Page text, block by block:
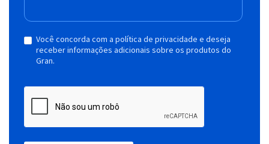
Você concorda com a política de privacidade e deseja
receber informações adicionais sobre os produtos do
Gran.